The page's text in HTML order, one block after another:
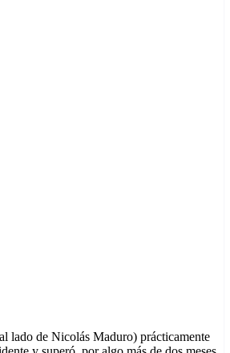
lado de Nicolás Maduro) prácticamente